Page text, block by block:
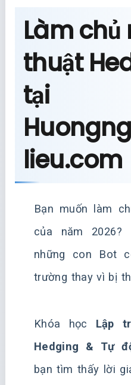
Làm chủ
thuật
tại
lieu.com
Bạn muốn làm
của năm 2026?
những con Bot
trường thay vì bị
Khóa học Lập
Hedging & Tự
bạn tìm thấy lời